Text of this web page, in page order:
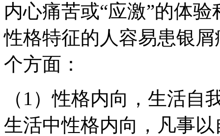
内心痛苦或“应激”的体
性格特征的人容易患银
个方面：
（1）性格内向，生活
生活中性格内向，凡事